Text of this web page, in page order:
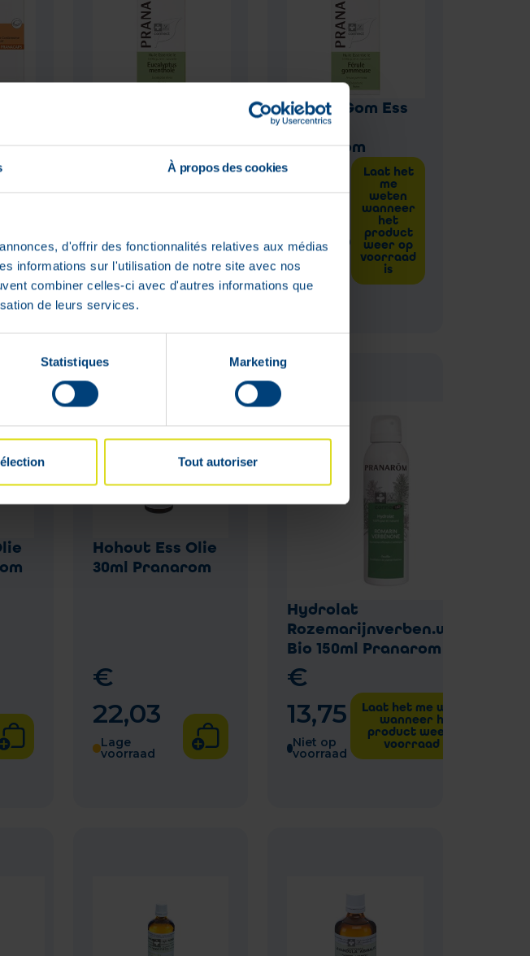
À propos des cookies
d'offrir des fonctionnalités relatives aux médias
informations sur l'utilisation de notre site avec nos
combiner celles-ci avec d'autres informations que
de leurs services.
Statistiques Marketing
Tout autoriser
op
100ml Pranarom
€
42,51
Niet op
voorraad
Laat het
weten
weer op
is
Ferula Gom Ess
Olie 5ml
Pranarom
€
16,96
Niet op
Laat het
me
weten
wanneer
het
product
weer op
voorraad
is
Hohout Ess Olie
30ml Pranarom
€
22,03
Lage
voorraad
Hydrolat
Rozemarijnverben.water
Bio 150ml Pranarom
€
13,75
Niet op
voorraad
Laat het me weten
wanneer het
product weer op
voorraad is